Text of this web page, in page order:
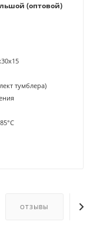
(оптовой)
тумблера)
ОТЗЫВЫ